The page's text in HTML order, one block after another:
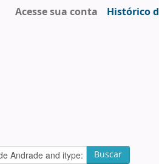
Acesse sua conta Histórico
Buscar